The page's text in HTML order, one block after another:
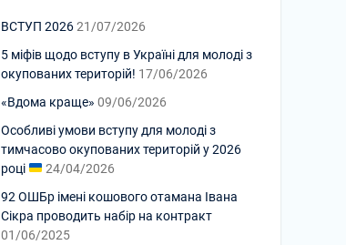
ВСТУП 202621/07/2026
5 міфів щодо вступу в Україні для молоді з
окупованих територій! 17/06/2026
«Вдома краще» 09/06/2026
Особливі умови вступу для молоді з
тимчасово окупованих територій у 2026
році
24/04/2026
92 ОШБр імені кошового отамана Івана
Сікра проводить набір на контракт
01/06/2025